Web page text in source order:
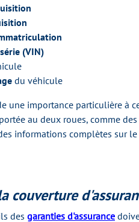
(VIN)
du véhicule
une importance particulière à
au deux roues, comme des
informations complètes sur
couverture
des garanties d'assurance